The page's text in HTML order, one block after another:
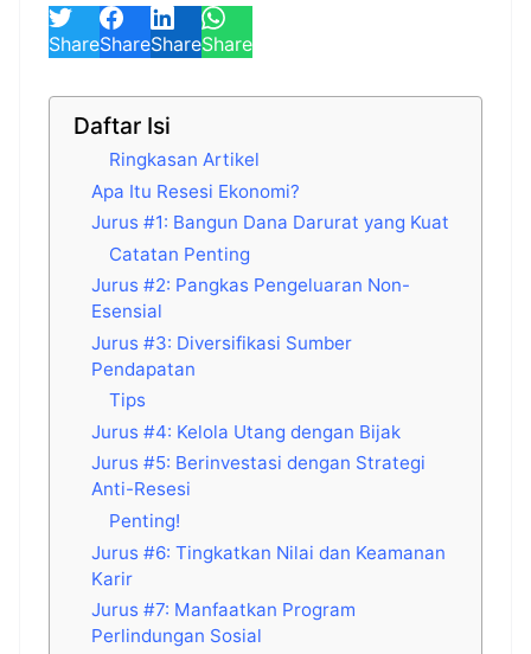
ShareShareShareShare
Daftar Isi
Ringkasan Artikel
Apa Itu Resesi Ekonomi?
Jurus #1: Bangun Dana Darurat yang Kuat
Catatan Penting
Jurus #2: Pangkas Pengeluaran Non-
Esensial
Jurus #3: Diversifikasi Sumber
Pendapatan
Tips
Jurus #4: Kelola Utang dengan Bijak
Jurus #5: Berinvestasi dengan Strategi
Anti-Resesi
Penting!
Jurus #6: Tingkatkan Nilai dan Keamanan
Karir
Jurus #7: Manfaatkan Program
Perlindungan Sosial